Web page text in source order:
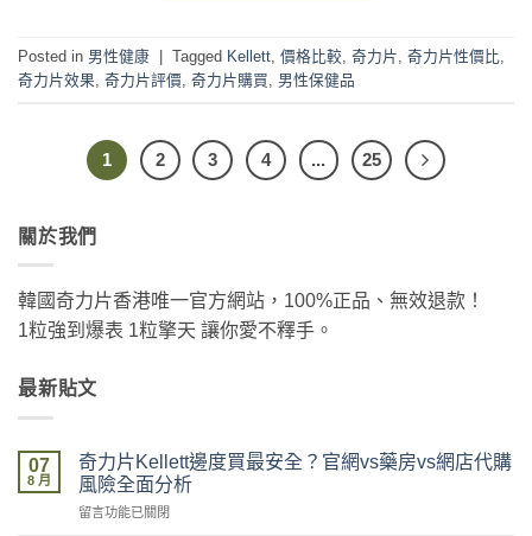
Posted in 男性健康 Tagged Kellett, 價格比較, 奇力片, 奇力片性價比,
奇力片效果, 奇力片評價, 奇力片購買, 男性保健品
1 2 3 4 ... 25
關於我們
韓國奇力片香港唯一官方網站，100%正品、無效退款！
1粒強到爆表 1粒擎天 讓你愛不釋手。
最新貼文
07
8 月
奇力片Kellett邊度買最安全？官網vs藥房vs網店代購
風險全面分析
在
留言功能已關閉